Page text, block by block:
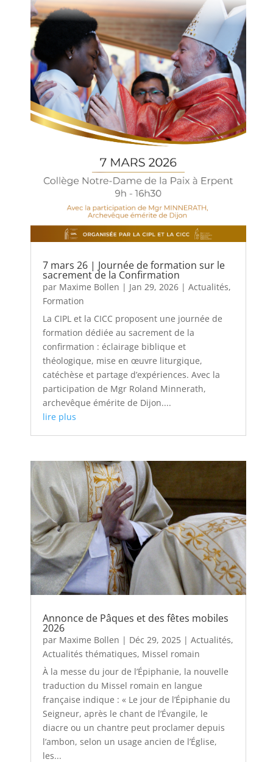
7 mars 26 | Journée de formation sur le
sacrement de la Confirmation
par Maxime Bollen | Jan 29, 2026 |Actualités,
Formation
La CIPL et la CICC proposent une journée de
formation dédiée au sacrement de la
confirmation : éclairage biblique et
théologique, mise en œuvre liturgique,
catéchèse et partage d’expériences. Avec la
participation de Mgr Roland Minnerath,
archevêque émérite de Dijon....
lire plus
Annonce de Pâques et des fêtes mobiles
2026
par Maxime Bollen | Déc 29, 2025 |Actualités,
Actualités thématiques, Missel romain
À la messe du jour de l’Épiphanie, la nouvelle
traduction du Missel romain en langue
française indique : « Le jour de l’Épiphanie du
Seigneur, après le chant de l’Évangile, le
diacre ou un chantre peut proclamer depuis
l’ambon, selon un usage ancien de l’Église,
les...